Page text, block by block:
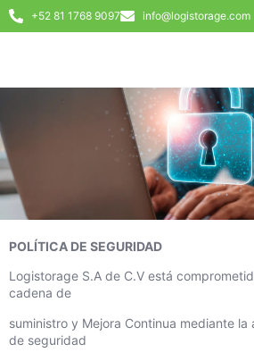
+52 81 1768 9097 info@logistorage.com
POLÍTICA DE SEGURIDAD
Logistorage S.A de C.V está
cadena de
suministro y Mejora Continua mediante
de seguridad